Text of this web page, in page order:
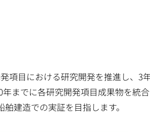
項目における研究開発を推進し、3
までに各研究開発項目成果物を統
建造での実証を目指します。